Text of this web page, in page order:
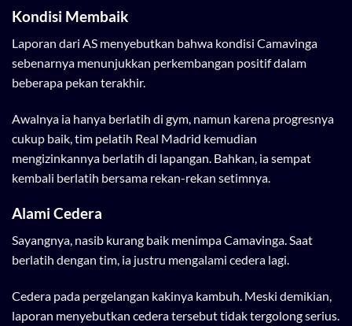
Kondisi Membaik
Laporan dari AS menyebutkan bahwa kondisi Camavinga
sebenarnya menunjukkan perkembangan positif dalam
beberapa pekan terakhir.
Awalnya ia hanya berlatih di gym, namun karena progresnya
cukup baik, tim pelatih Real Madrid kemudian
mengizinkannya berlatih di lapangan. Bahkan, ia sempat
kembali berlatih bersama rekan-rekan setimnya.
Alami Cedera
Sayangnya, nasib kurang baik menimpa Camavinga. Saat
berlatih dengan tim, ia justru mengalami cedera lagi.
Cedera pada pergelangan kakinya kambuh. Meski demikian,
laporan menyebutkan cedera tersebut tidak tergolong serius.